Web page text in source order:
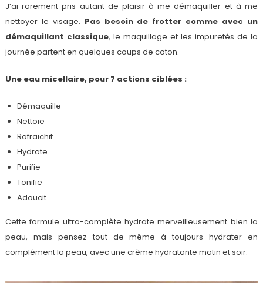
J’ai rarement pris autant de plaisir à me démaquiller et à me
nettoyer le visage. Pas besoin de frotter comme avec un
démaquillant classique, le maquillage et les impuretés de la
journée partent en quelques coups de coton.
Une eau micellaire, pour 7 actions ciblées :
Démaquille
Nettoie
Rafraichit
Hydrate
Purifie
Tonifie
Adoucit
Cette formule ultra-complète hydrate merveilleusement bien la
peau, mais pensez tout de même à toujours hydrater en
complément la peau, avec une crème hydratante matin et soir.